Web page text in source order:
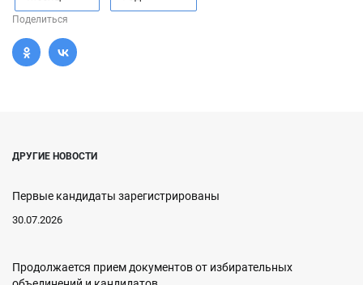
Поделиться
ДРУГИЕ НОВОСТИ
Первые кандидаты зарегистрированы
30.07.2026
Продолжается прием документов от избирательных